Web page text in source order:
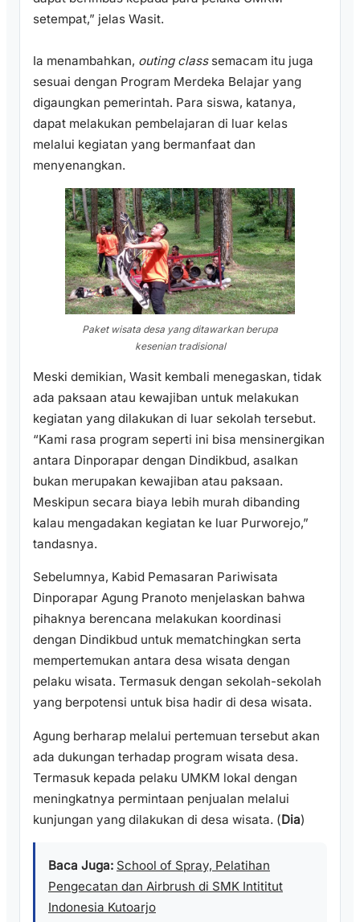
setempat,” jelas Wasit.
Ia menambahkan, outing classsemacam itu juga
sesuai dengan Program Merdeka Belajar yang
digaungkan pemerintah. Para siswa, katanya,
dapat melakukan pembelajaran di luar kelas
melalui kegiatan yang bermanfaat dan
menyenangkan.
Paket wisata desa yang ditawarkan berupa
kesenian tradisional
Meski demikian, Wasit kembali menegaskan, tidak
ada paksaan atau kewajiban untuk melakukan
kegiatan yang dilakukan di luar sekolah tersebut.
“Kami rasa program seperti ini bisa mensinergikan
antara Dinporapar dengan Dindikbud, asalkan
bukan merupakan kewajiban atau paksaan.
Meskipun secara biaya lebih murah dibanding
kalau mengadakan kegiatan ke luar Purworejo,”
tandasnya.
Sebelumnya, Kabid Pemasaran Pariwisata
Dinporapar Agung Pranoto menjelaskan bahwa
pihaknya berencana melakukan koordinasi
dengan Dindikbud untuk mematchingkan serta
mempertemukan antara desa wisata dengan
pelaku wisata. Termasuk dengan sekolah-sekolah
yang berpotensi untuk bisa hadir di desa wisata.
Agung berharap melalui pertemuan tersebut akan
ada dukungan terhadap program wisata desa.
Termasuk kepada pelaku UMKM lokal dengan
meningkatnya permintaan penjualan melalui
kunjungan yang dilakukan di desa wisata. (Dia)
Baca Juga: School of Spray, Pelatihan
Pengecatan dan Airbrush di SMK Intititut
Indonesia Kutoarjo